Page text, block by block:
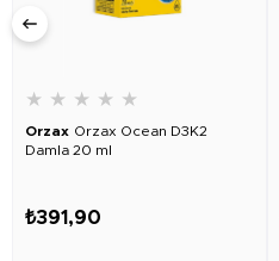
★ ★ ★ ★ ★
Orzax Orzax Ocean D3K2
Damla 20 ml
₺391,90